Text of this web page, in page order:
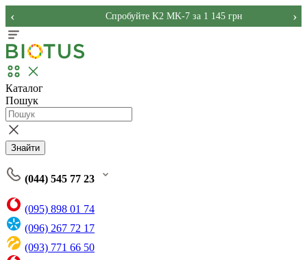
Спробуйте K2 MK-7 за 1 145 грн
‹ ›
Каталог
Пошук
Знайти
(044) 545 77 23
(095) 898 01 74
(096) 267 72 17
(093) 771 66 50